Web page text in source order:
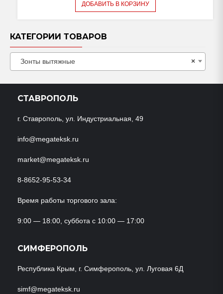
ДОБАВИТЬ В КОРЗИНУ
КАТЕГОРИИ ТОВАРОВ
×
Зонты вытяжные
СТАВРОПОЛЬ
г. Ставрополь, ул. Индустриальная, 49
info@megateksk.ru
market@megateksk.ru
8-8652-95-53-34
Время работы торгового зала:
9:00 — 18:00, суббота с 10:00 — 17:00
СИМФЕРОПОЛЬ
Республика Крым, г. Симферополь, ул. Луговая 6Д
simf@megateksk.ru